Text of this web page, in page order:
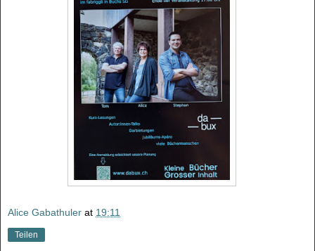
Alice Gabathuler at 19:11
Teilen